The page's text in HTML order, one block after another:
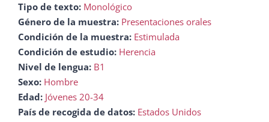
Tipo de texto: Monológico
Género de la muestra: Presentaciones orales
Condición de la muestra: Estimulada
Condición de estudio: Herencia
Nivel de lengua: B1
Sexo: Hombre
Edad: Jóvenes 20-34
País de recogida de datos: Estados Unidos